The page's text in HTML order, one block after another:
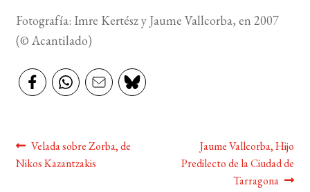
Fotografía: Imre Kertész y Jaume Vallcorba, en 2007
(© Acantilado)
Navegación
de
Anterior:
Velada sobre Zorba, de
Nikos Kazantzakis
Siguiente:
Jaume Vallcorba, Hijo
Predilecto de la Ciudad de
Tarragona